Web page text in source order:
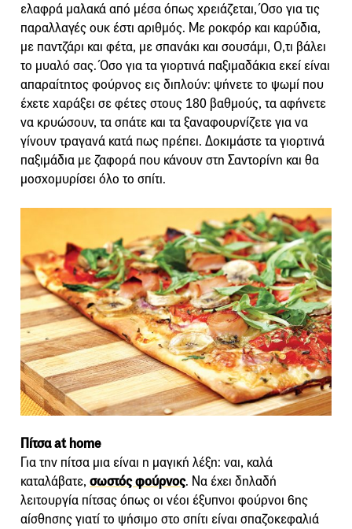
ελαφρά μαλακά από μέσα όπως χρειάζεται, Όσο για τις
παραλλαγές ουκ έστι αριθμός. Με ροκφόρ και καρύδια,
με παντζάρι και φέτα, με σπανάκι και σουσάμι, Ο,τι βάλει
το μυαλό σας. Όσο για τα γιορτινά παξιμαδάκια εκεί είναι
απαραίτητος φούρνος εις διπλούν: ψήνετε το ψωμί που
έχετε χαράξει σε φέτες στους 180 βαθμούς, τα αφήνετε
να κρυώσουν, τα σπάτε και τα ξαναφουρνίζετε για να
γίνουν τραγανά κατά πως πρέπει. Δοκιμάστε τα γιορτινά
παξιμάδια με ζαφορά που κάνουν στη Σαντορίνη και θα
μοσχομυρίσει όλο το σπίτι.
Πίτσα at home
Για την πίτσα μια είναι η μαγική λέξη: ναι, καλά
καταλάβατε, σωστός φούρνος. Να έχει δηλαδή
λειτουργία πίτσας όπως οι νέοι έξυπνοι φούρνοι 6ης
αίσθησης γιατί το ψήσιμο στο σπίτι είναι σπαζοκεφαλιά